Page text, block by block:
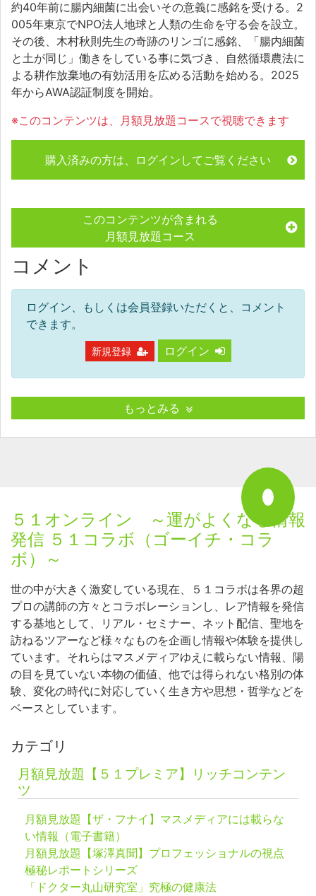
約40年前に腸内細菌に出会いその意義に感銘を受ける。2
005年東京でNPO法人地球と人類の生命を守る会を設立。
その後、木村秋則先生の奇跡のリンゴに感銘、「腸内細菌
と土が同じ」働きをしている事に気づき、自然循環農法に
よる耕作放棄地の有効活用を広める活動を始める。2025
年からAWA認証制度を開始。
※このコンテンツは、月額見放題コースで視聴できます
購入済みの方は、ログインしてご覧ください
このコンテンツが含まれる
月額見放題コース
コメント
ログイン、もしくは会員登録いただくと、コメント
できます。
新規登録 ログイン
もっとみる
５１オンライン ～運がよくなる情報
発信 ５１コラボ（ゴーイチ・コラ
ボ）～
世の中が大きく激変している現在、５１コラボは各界の超
プロの講師の方々とコラボレーションし、レア情報を発信
する基地として、リアル・セミナー、ネット配信、聖地を
訪ねるツアーなど様々なものを企画し情報や体験を提供し
ています。それらはマスメディアゆえに載らない情報、陽
の目を見ていない本物の価値、他では得られない格別の体
験、変化の時代に対応していく生き方や思想・哲学などを
ベースとしています。
カテゴリ
月額見放題【５１プレミア】リッチコンテン
ツ
月額見放題【ザ・フナイ】マスメディアには載らな
い情報（電子書籍）
月額見放題【塚澤真聞】プロフェッショナルの視点
極秘レポートシリーズ
「ドクター丸山研究室」究極の健康法